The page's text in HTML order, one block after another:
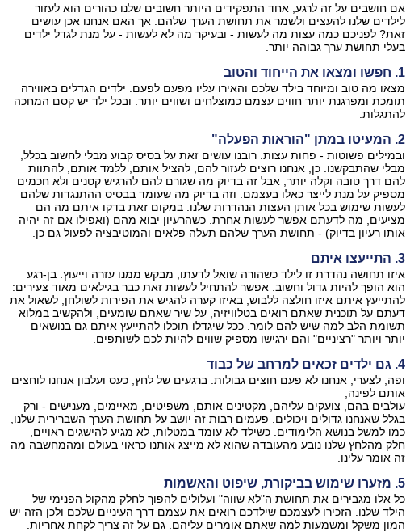
אם חושבים על זה לרגע, אחד התפקידים היותר חשובים שלנו כהורים הוא לעזור
לילדים שלנו להעצים ולשמר את תחושת הערך שלהם. אך האם אנחנו אכן עושים
זאת? לפניכם כמה עצות מה לעשות - ובעיקר מה לא לעשות - על מנת לגדל ילדים
בעלי תחושת ערך גבוהה יותר.
1. חפשו ומצאו את הייחוד והטוב
מצאו מה טוב ומיוחד בילד שלכם והאירו עליו מפעם לפעם. ילדים הגדלים באווירה
תומכת ומפרגנת יותר חווים עצמם כמוצלחים ושווים יותר. ובכל ילד יש קסם המחכה
להתגלות.
2. המעיטו במתן "הוראות הפעלה"
ובמילים פשוטות - פחות עצות. רובנו עושים זאת על בסיס קבוע מבלי לחשוב בכלל,
מבלי שהתבקשנו. כן, אנחנו רוצים לעזור להם, להציל אותם, ללמד אותם, להתוות
להם דרך טובה וקלה יותר, אבל זה בדיוק מה שגורם להם להרגיש קטנים ולא חכמים
מספיק על מנת לייצר כאלו בעצמם. וזה בדיוק מה שעומד בבסיס ההתנגדות שלהם
לעשות שימוש בכל אותן העצות הנהדרות שלנו. במקום זאת בדקו איתם מה הם
מציעים, מה לדעתם אפשר לעשות אחרת. כשהרעיון יבוא מהם (ואפילו אם זה יהיה
אותו רעיון בדיוק) - תחושת הערך שלהם תעלה פלאים והמוטיבציה לפעול גם כן.
3. התייעצו איתם
איזו תחושה נהדרת זו לילד כשהורה שואל לדעתו, מבקש ממנו עזרה וייעוץ. בן-רגע
הוא הופך להיות גדול וחשוב. אפשר להתחיל לעשות זאת כבר בגילאים מאוד צעירים:
להתייעץ איתם איזו חולצה ללבוש, באיזו קערה להגיש את הפירות לשולחן, לשאול את
דעתם על תוכנית שאתם רואים בטלוויזיה, על שיר שאתם שומעים, ולהקשיב במלוא
תשומת הלב למה שיש להם לומר. ככל שיגדלו תוכלו להתייעץ איתם גם בנושאים
יותר ויותר "רציניים" והם ירגישו מספיק שווים להיות לכם לשותפים.
4. גם ילדים זכאים למרחב של כבוד
ופה, לצערי, אנחנו לא פעם חוצים גבולות. ברגעים של לחץ, כעס ועלבון אנחנו לוחצים
אותם לפינה,
עולבים בהם, צועקים עליהם, מקטינים אותם, משפיטים, מאיימים, מענישים - ורק
בגלל שאנחנו גדולים ויכולים. פעמים רבות זה יושב על תחושת הערך השברירית שלנו,
כמו למשל בנושא הלימודים. כשילד לא עומד במטלות, לא מגיע להישגים ראויים,
חלק מהלחץ שלנו נובע מהעובדה שהוא לא מייצג אותנו כראוי בעולם ומהמחשבה מה
זה אומר עלינו.
5. מזערו שימוש בביקורת, שיפוט והאשמות
כל אלו מגבירים את תחושת ה"לא שווה" ועלולים להפוך לחלק מהקול הפנימי של
הילד שלנו. הזכירו לעצמכם שילדכם רואים את עצמם דרך העיניים שלכם ולכן הזה יש
המון משקל ומשמעות למה שאתם אומרים עליהם. גם על זה צריך לקחת אחריות.